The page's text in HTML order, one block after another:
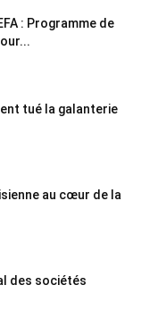
: Programme de
tué la galanterie
au cœur de la
des sociétés